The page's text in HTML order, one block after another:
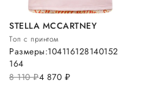
STELLA MCCARTNEY
Топ с принтом
8 110руб.4 870 руб.
Размеры:104116128140152
164